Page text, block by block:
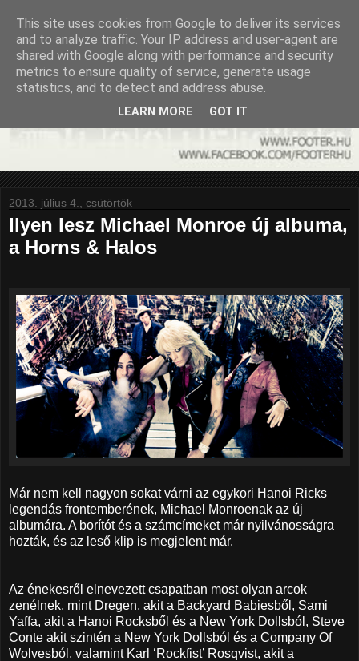
2013. július 4., csütörtök
Ilyen lesz Michael Monroe új albuma,
a Horns & Halos
Már nem kell nagyon sokat várni az egykori Hanoi Ricks
legendás frontemberének, Michael Monroenak az új
albumára. A borítót és a számcímeket már nyilvánosságra
hozták, és az leső klip is megjelent már.
Az énekesről elnevezett csapatban most olyan arcok
zenélnek, mint Dregen, akit a Backyard Babiesből, Sami
Yaffa, akit a Hanoi Rocksből és a New York Dollsból, Steve
Conte akit szintén a New York Dollsból és a Company Of
Wolvesból, valamint Karl ‘Rockfist’ Rosqvist, akit a
This site uses cookies from Google to deliver its services
and to analyze traffic. Your IP address and user-agent are
shared with Google along with performance and security
metrics to ensure quality of service, generate usage
statistics, and to detect and address abuse.
LEARN MORE GOT IT